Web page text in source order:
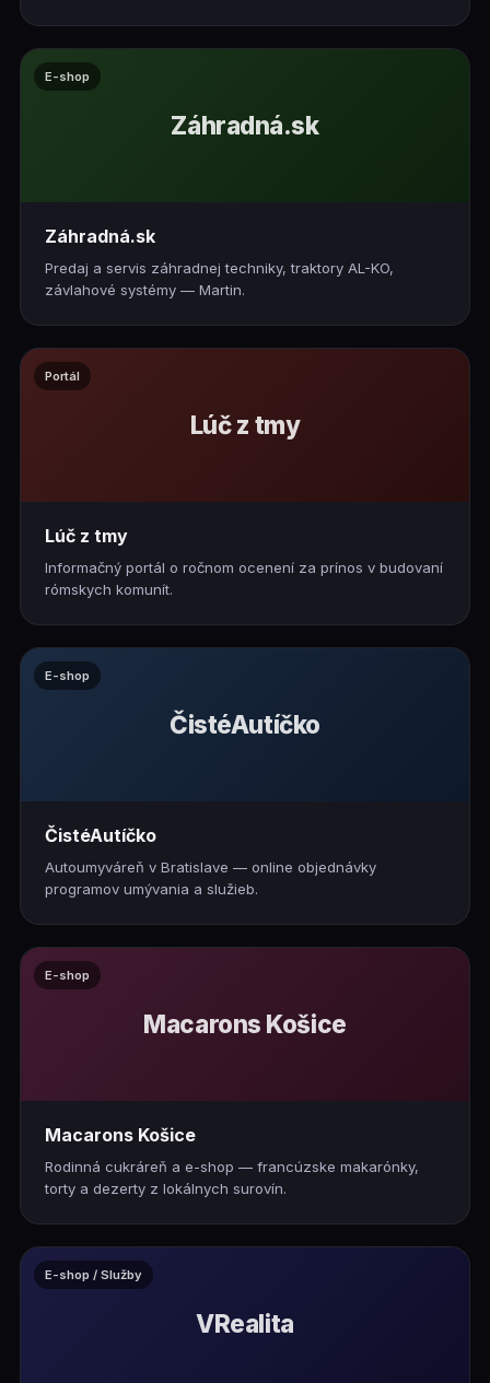
E-shop
Záhradná.sk
Záhradná.sk
Predaj a servis záhradnej techniky, traktory AL-KO,
závlahové systémy — Martin.
Portál
Lúč z tmy
Lúč z tmy
Informačný portál o ročnom ocenení za prínos v budovaní
rómskych komunít.
E-shop
ČistéAutíčko
ČistéAutíčko
Autoumyváreň v Bratislave — online objednávky
programov umývania a služieb.
E-shop
Macarons Košice
Macarons Košice
Rodinná cukráreň a e-shop — francúzske makarónky,
torty a dezerty z lokálnych surovín.
E-shop / Služby
VRealita